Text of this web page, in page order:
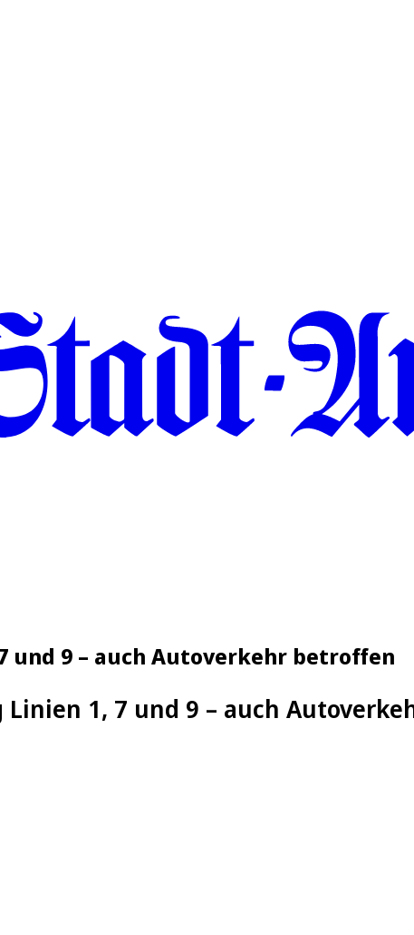
und 9 – auch Autoverkehr betroffen
1, 7 und 9 – auch